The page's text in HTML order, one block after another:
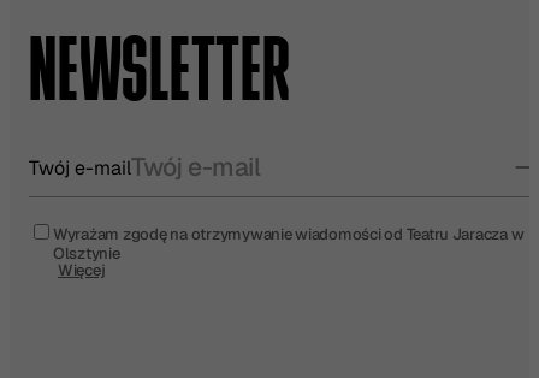
NEWSLETTER
Twój e-mail
Wyrażam zgodę na otrzymywanie wiadomości od Teatru Jaracza w
Olsztynie
Więcej